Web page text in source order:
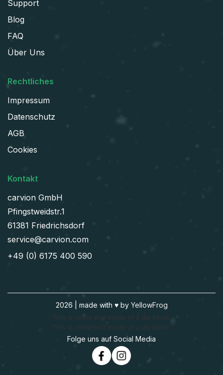
Support
Blog
FAQ
Über Uns
Rechtliches
Impressum
Datenschutz
AGB
Cookies
Kontakt
carvion GmbH
Pfingstweidstr.1
61381 Friedrichsdorf
service@carvion.com
+49 (0) 6175 400 590
2026 | made with ♥️ by YellowFrog
This is some text inside of a div block.
This is some text inside of a div block.
Folge uns auf Social Media